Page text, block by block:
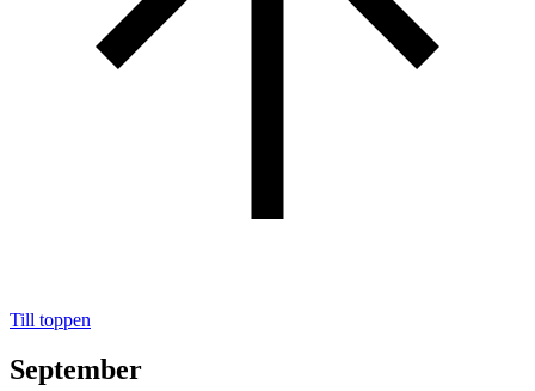
Till toppen
September